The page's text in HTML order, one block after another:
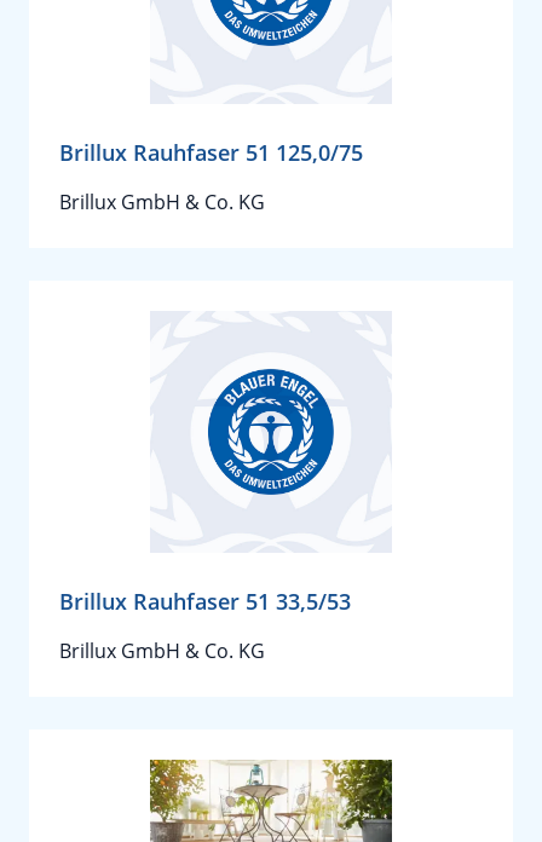
Brillux Rauhfaser 51 125,0/75
Brillux GmbH & Co. KG
Brillux Rauhfaser 51 33,5/53
Brillux GmbH & Co. KG